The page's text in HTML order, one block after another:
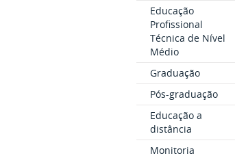
Educação
Profissional
Técnica de Nível
Médio
Graduação
Pós-graduação
Educação a
distância
Monitoria